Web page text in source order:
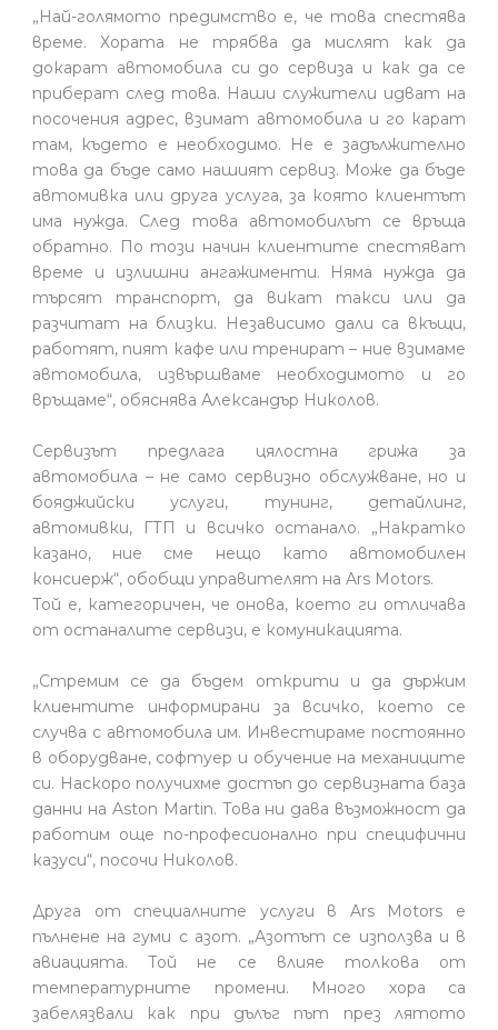
„Най-голямото предимство е, че това спестява
време. Хората не трябва да мислят как да
докарат автомобила си до сервиза и как да се
приберат след това. Наши служители идват на
посочения адрес, взимат автомобила и го карат
там, където е необходимо. Не е задължително
това да бъде само нашият сервиз. Може да бъде
автомивка или друга услуга, за която клиентът
има нужда. След това автомобилът се връща
обратно. По този начин клиентите спестяват
време и излишни ангажименти. Няма нужда да
търсят транспорт, да викат такси или да
разчитат на близки. Независимо дали са вкъщи,
работят, пият кафе или тренират – ние взимаме
автомобила, извършваме необходимото и го
връщаме“, обяснява Александър Николов.
Сервизът предлага цялостна грижа за
автомобила – не само сервизно обслужване, но и
бояджийски услуги, тунинг, детайлинг,
автомивки, ГТП и всичко останало. „Накратко
казано, ние сме нещо като автомобилен
консиерж“, обобщи управителят на Ars Motors.
Той е, категоричен, че онова, което ги отличава
от останалите сервизи, е комуникацията.
„Стремим се да бъдем открити и да държим
клиентите информирани за всичко, което се
случва с автомобила им. Инвестираме постоянно
в оборудване, софтуер и обучение на механиците
си. Наскоро получихме достъп до сервизната база
данни на Aston Martin. Това ни дава възможност да
работим още по-професионално при специфични
казуси“, посочи Николов.
Друга от специалните услуги в Ars Motors е
пълнене на гуми с азот. „Азотът се използва и в
авиацията. Той не се влияе толкова от
температурните промени. Много хора са
забелязвали как при дълъг път през лятото